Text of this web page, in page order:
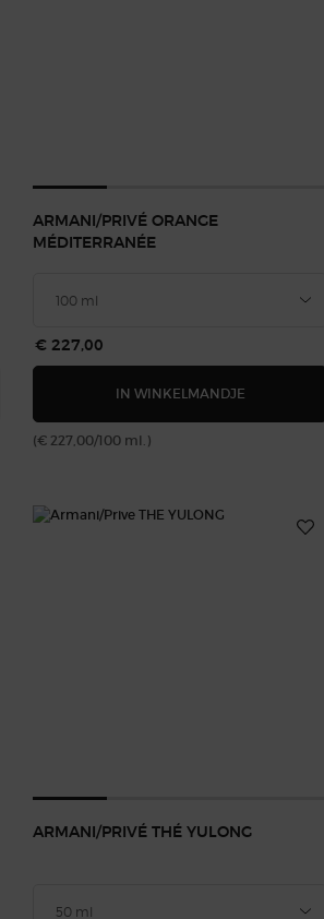
VÉTIVER D'HIVER
ARMANI/PRIVÉ ORANGE
MÉDITERRANÉE
€ 227,00
IN WINKELMANDJE ARMANI/
(€ 227,00/100 ml.)
ARMANI/PRIVÉ THÉ YULONG